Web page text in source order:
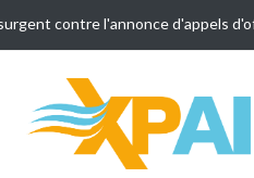
contre l'annonce d'appels